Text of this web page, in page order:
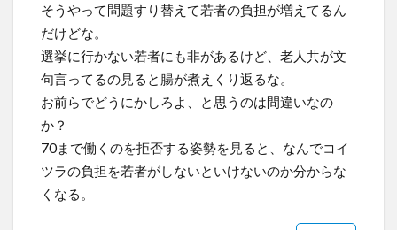
そうやって問題すり替えて若者の負担が増えてるん
だけどな。
選挙に行かない若者にも非があるけど、老人共が文
句言ってるの見ると腸が煮えくり返るな。
お前らでどうにかしろよ、と思うのは間違いなの
か？
70まで働くのを拒否する姿勢を見ると、なんでコイ
ツラの負担を若者がしないといけないのか分からな
くなる。